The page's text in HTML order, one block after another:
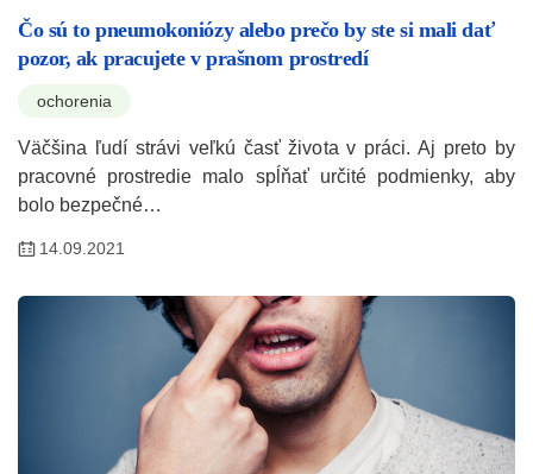
Čo sú to pneumokoniózy alebo prečo by ste si mali dať
pozor, ak pracujete v prašnom prostredí
ochorenia
Väčšina ľudí strávi veľkú časť života v práci. Aj preto by
pracovné prostredie malo spĺňať určité podmienky, aby
bolo bezpečné…
14.09.2021